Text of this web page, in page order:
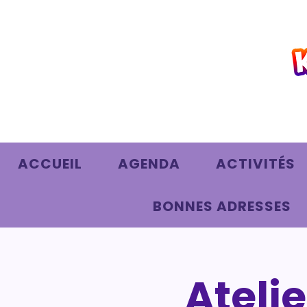
ACCUEIL AGENDA ACTIVITÉS
BONNES ADRESSES